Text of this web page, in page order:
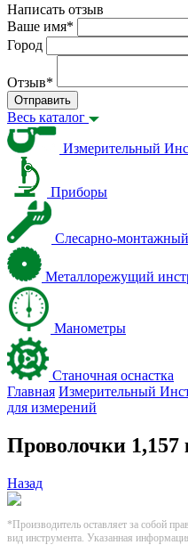
Написать отзыв
Ваше имя*
Город
Отзыв*
Отправить
Весь каталог
Измерительный
Приборы
Слесарно-
Металлорежущий
Манометры
Станочная оснастка
Главная Измерительный
для измерений
Проволочки
Назад
*Производитель оставляет за собой
вид инструмента. Указанная